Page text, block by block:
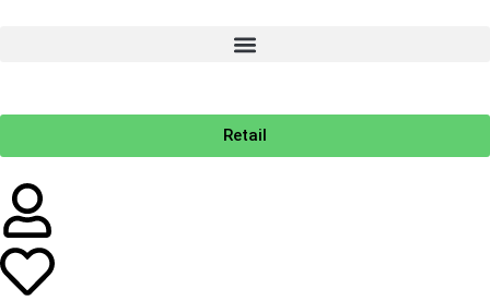
Retail